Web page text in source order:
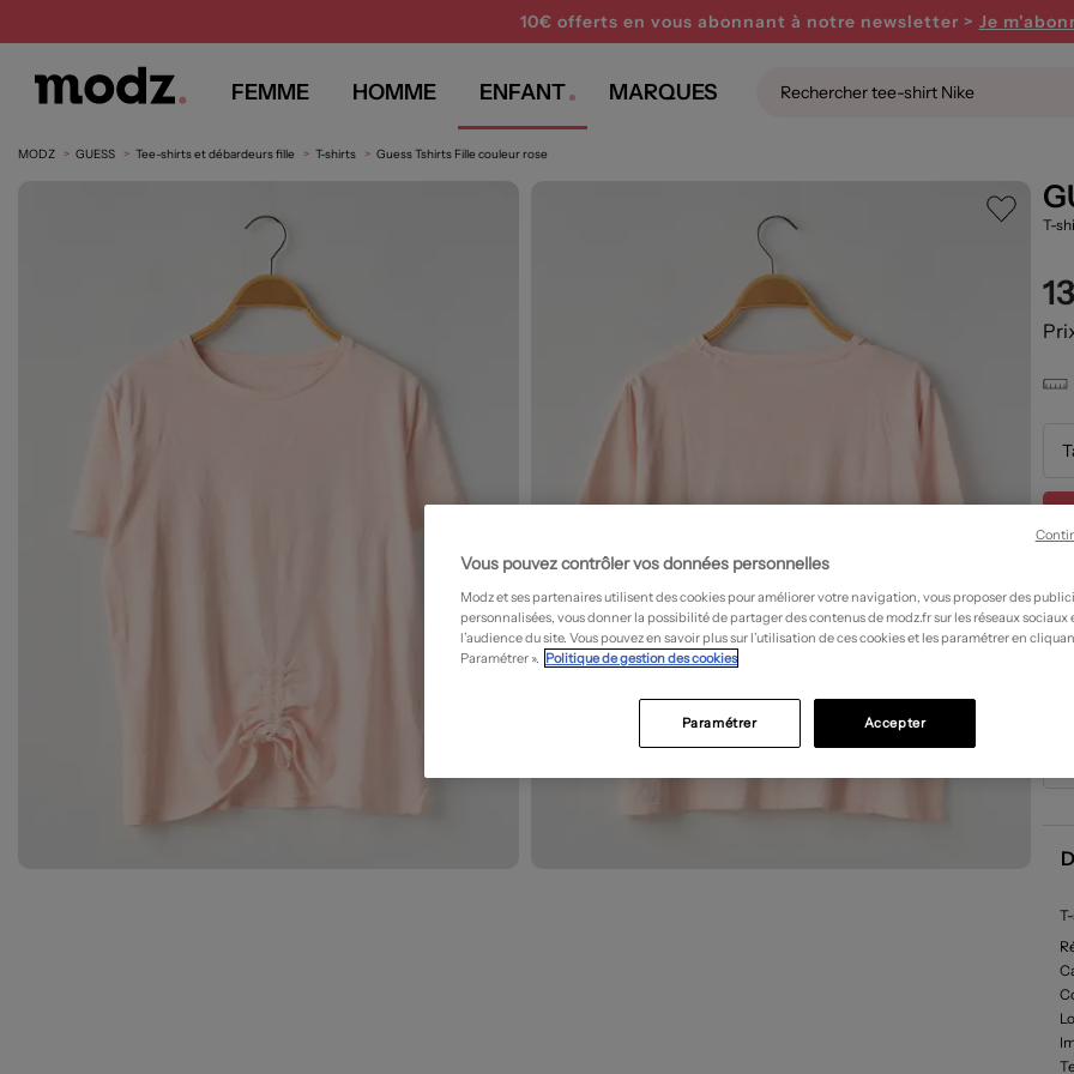
10€ offerts en vous abonnant à notre newsletter > Je
FEMME HOMME ENFANT MARQUES
MODZ GUESS Tee-shirts et débardeurs fille T-shirts Guess Tshirts Fille couleur rose
T-
Vous pouvez contrôler vos données personnelles
Modz et ses partenaires utilisent des cookies pour améliorer votre navigation, vous proposer des
personnalisées, vous donner la possibilité de partager des contenus de modz.fr sur les réseaux sociaux
l’audience du site. Vous pouvez en savoir plus sur l’utilisation de ces cookies et les paramétrer en
Paramétrer ». Politique de gestion des cookies
Accepter
Paramétrer